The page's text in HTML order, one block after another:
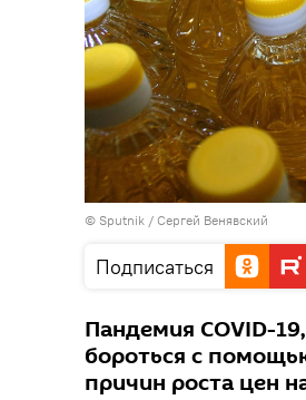
© Sputnik / Сергей Венявский
Подписаться
Пандемия COVID-
бороться с
причин роста цен